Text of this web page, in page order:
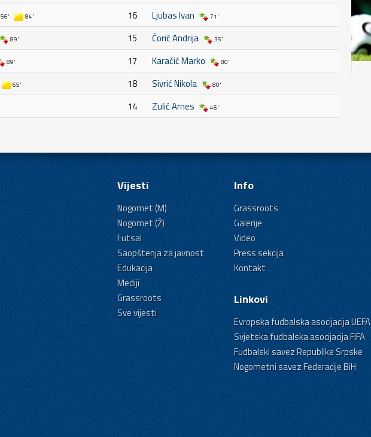
56' 84'
89'
89'
65'
16 Ljubas Ivan 71'
15 Ćorić Andrija 35'
17 Karačić Marko 80'
18 Sivrić Nikola 80'
14 Zulić Arnes 46'
Vijesti
Nogomet (M)
Nogomet (Ž)
Futsal
Saopštenja za javnost
Edukacija
Mediji
Grassroots
Sve vijesti
Info
Grassroots
Galerije
Video
Press sekcija
Kontakt
Linkovi
Evropska fudbalska asocijacija UEFA
Svjetska fudbalska asocijacija FIFA
Fudbalski savez Republike Srpske
Nogometni savez Federacije BiH